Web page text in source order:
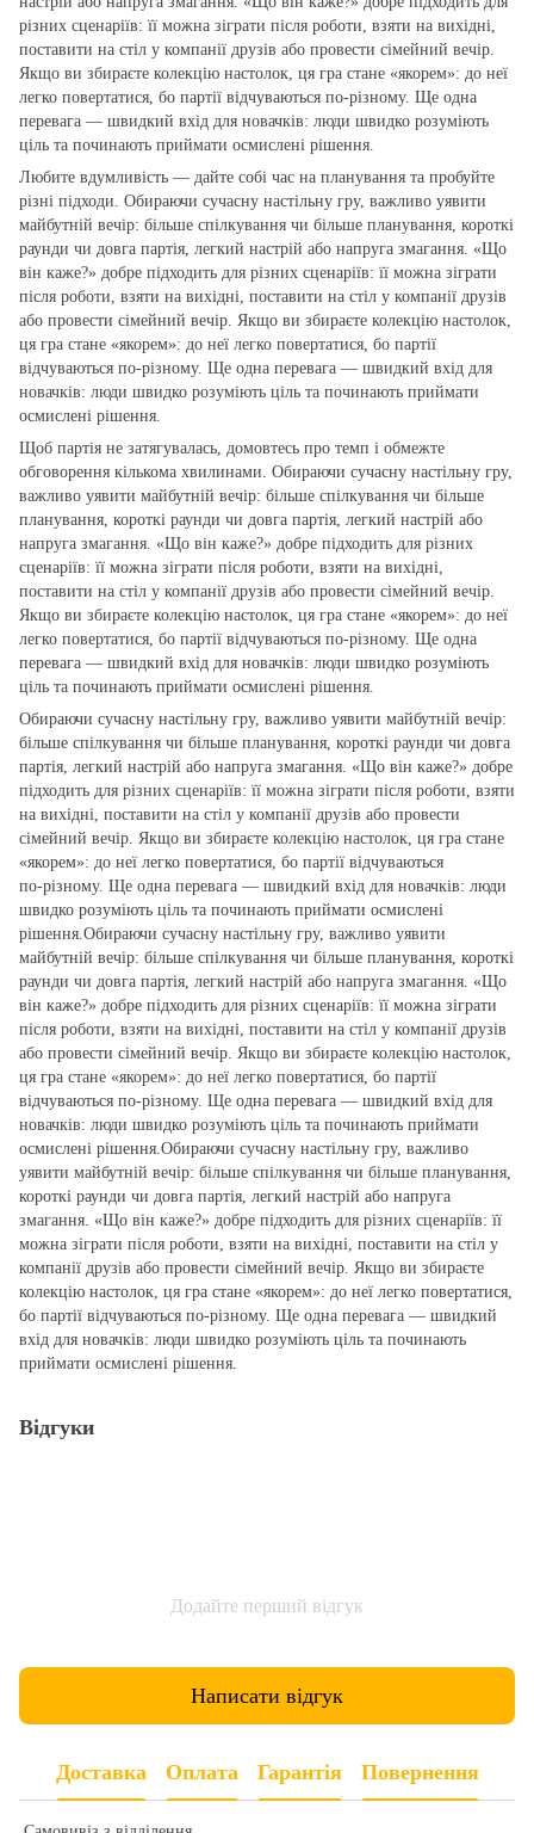
різних сценаріїв: її можна зіграти після роботи, взяти на вихідні,
поставити на стіл у компанії друзів або провести сімейний вечір.
Якщо ви збираєте колекцію настолок, ця гра стане «якорем»: до неї
легко повертатися, бо партії відчуваються по‑різному. Ще одна
перевага — швидкий вхід для новачків: люди швидко розуміють
ціль та починають приймати осмислені рішення.
Любите вдумливість — дайте собі час на планування та пробуйте
різні підходи. Обираючи сучасну настільну гру, важливо уявити
майбутній вечір: більше спілкування чи більше планування, короткі
раунди чи довга партія, легкий настрій або напруга змагання. «Що
він каже?» добре підходить для різних сценаріїв: її можна зіграти
після роботи, взяти на вихідні, поставити на стіл у компанії друзів
або провести сімейний вечір. Якщо ви збираєте колекцію настолок,
ця гра стане «якорем»: до неї легко повертатися, бо партії
відчуваються по‑різному. Ще одна перевага — швидкий вхід для
новачків: люди швидко розуміють ціль та починають приймати
осмислені рішення.
Щоб партія не затягувалась, домовтесь про темп і обмежте
обговорення кількома хвилинами. Обираючи сучасну настільну гру,
важливо уявити майбутній вечір: більше спілкування чи більше
планування, короткі раунди чи довга партія, легкий настрій або
напруга змагання. «Що він каже?» добре підходить для різних
сценаріїв: її можна зіграти після роботи, взяти на вихідні,
поставити на стіл у компанії друзів або провести сімейний вечір.
Якщо ви збираєте колекцію настолок, ця гра стане «якорем»: до неї
легко повертатися, бо партії відчуваються по‑різному. Ще одна
перевага — швидкий вхід для новачків: люди швидко розуміють
ціль та починають приймати осмислені рішення.
Обираючи сучасну настільну гру, важливо уявити майбутній вечір:
більше спілкування чи більше планування, короткі раунди чи довга
партія, легкий настрій або напруга змагання. «Що він каже?» добре
підходить для різних сценаріїв: її можна зіграти після роботи, взяти
на вихідні, поставити на стіл у компанії друзів або провести
сімейний вечір. Якщо ви збираєте колекцію настолок, ця гра стане
«якорем»: до неї легко повертатися, бо партії відчуваються
по‑різному. Ще одна перевага — швидкий вхід для новачків: люди
швидко розуміють ціль та починають приймати осмислені
рішення.Обираючи сучасну настільну гру, важливо уявити
майбутній вечір: більше спілкування чи більше планування, короткі
раунди чи довга партія, легкий настрій або напруга змагання. «Що
він каже?» добре підходить для різних сценаріїв: її можна зіграти
після роботи, взяти на вихідні, поставити на стіл у компанії друзів
або провести сімейний вечір. Якщо ви збираєте колекцію настолок,
ця гра стане «якорем»: до неї легко повертатися, бо партії
відчуваються по‑різному. Ще одна перевага — швидкий вхід для
новачків: люди швидко розуміють ціль та починають приймати
осмислені рішення.Обираючи сучасну настільну гру, важливо
уявити майбутній вечір: більше спілкування чи більше планування,
короткі раунди чи довга партія, легкий настрій або напруга
змагання. «Що він каже?» добре підходить для різних сценаріїв: її
можна зіграти після роботи, взяти на вихідні, поставити на стіл у
компанії друзів або провести сімейний вечір. Якщо ви збираєте
колекцію настолок, ця гра стане «якорем»: до неї легко повертатися,
бо партії відчуваються по‑різному. Ще одна перевага — швидкий
вхід для новачків: люди швидко розуміють ціль та починають
приймати осмислені рішення.
Відгуки
Додайте перший відгук
Написати відгук
Доставка Оплата Гарантія Повернення